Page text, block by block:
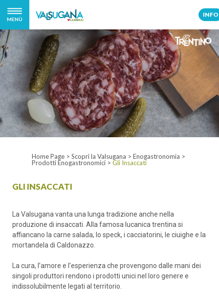
MENÙ
INFO
Home Page > Scopri la Valsugana > Enogastronomia >
Prodotti Enogastronomici > Gli Insaccati
GLI INSACCATI
La Valsugana vanta una lunga tradizione anche nella
produzione di insaccati. Alla famosa lucanica trentina si
affiancano la carne salada, lo speck, i cacciatorini, le ciuighe e la
mortandela di Caldonazzo.
La cura, l’amore e l’esperienza che provengono dalle mani dei
singoli produttori rendono i prodotti unici nel loro genere e
indissolubilmente legati al territorio.